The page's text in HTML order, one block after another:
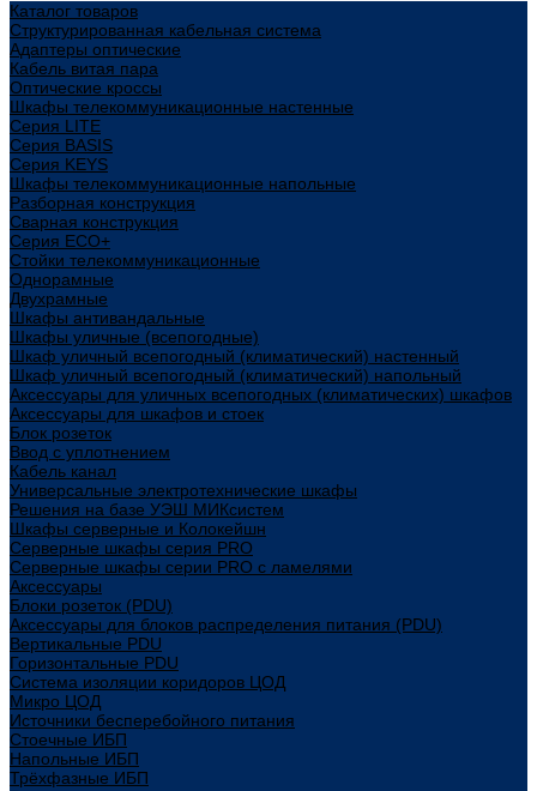
Каталог товаров
Структурированная кабельная система
Адаптеры оптические
Кабель витая пара
Оптические кроссы
Шкафы телекоммуникационные настенные
Cерия LITE
Cерия BASIS
Cерия KEYS
Шкафы телекоммуникационные напольные
Разборная конструкция
Сварная конструкция
Серия ECO+
Стойки телекоммуникационные
Однорамные
Двухрамные
Шкафы антивандальные
Шкафы уличные (всепогодные)
Шкаф уличный всепогодный (климатический) настенный
Шкаф уличный всепогодный (климатический) напольный
Аксессуары для уличных всепогодных (климатических) шкафов
Аксессуары для шкафов и стоек
Блок розеток
Ввод с уплотнением
Кабель канал
Универсальные электротехнические шкафы
Решения на базе УЭШ МИКсистем
Шкафы серверные и Колокейшн
Серверные шкафы серия PRO
Серверные шкафы серии PRO с ламелями
Аксессуары
Блоки розеток (PDU)
Аксессуары для блоков распределения питания (PDU)
Вертикальные PDU
Горизонтальные PDU
Система изоляции коридоров ЦОД
Микро ЦОД
Источники бесперебойного питания
Стоечные ИБП
Напольные ИБП
Трёхфазные ИБП